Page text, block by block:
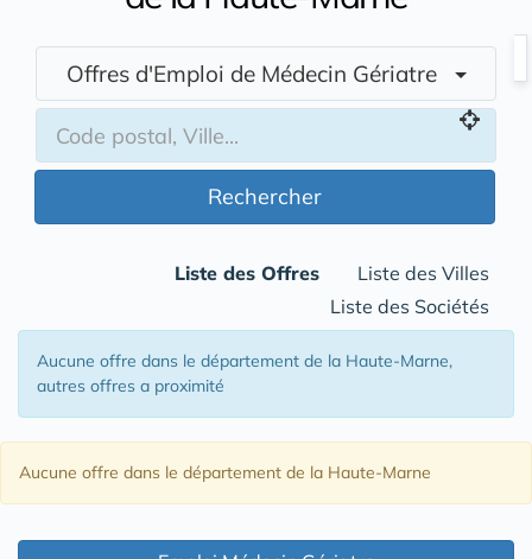
Offres d'Emploi de Médecin Gériatre
Rechercher
Liste des Offres
Liste des Villes
Liste des Sociétés
Aucune offre dans le département de la Haute-Marne,
autres offres a proximité
Aucune offre dans le département de la Haute-Marne